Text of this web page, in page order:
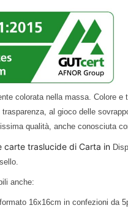
colorata nella massa. Colore
al gioco delle
qualità, anche conosciuta
carte traslucide di Carta in
anche:
16x16cm in confezioni da